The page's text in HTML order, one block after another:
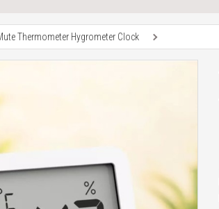
Thermometer Hygrometer Clock